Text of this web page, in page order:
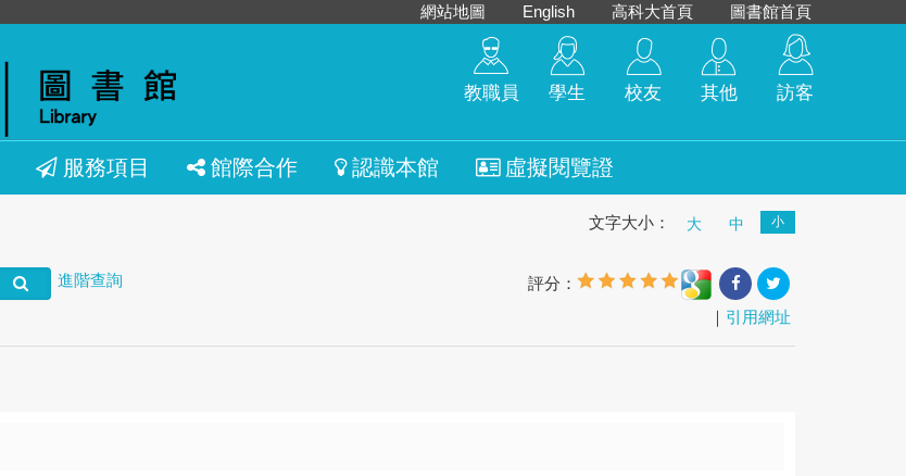
網站地圖 English 高科大首頁 圖書館首頁
教職員 學生 校友 其他 訪客
服務項目 館際合作 認識本館 虛擬閱覽證
文字大小： 大 中 小
進階查詢
評分：
｜ 引用網址